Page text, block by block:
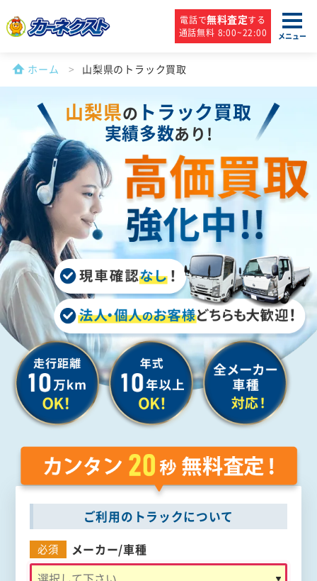
電話で無料査定する
通話無料 8:00~22:00
メニュー
ホーム 山梨県のトラック買取
山梨県の トラック買取
実績多数あり!
ご利用のトラックについて
必須 メーカー/車種